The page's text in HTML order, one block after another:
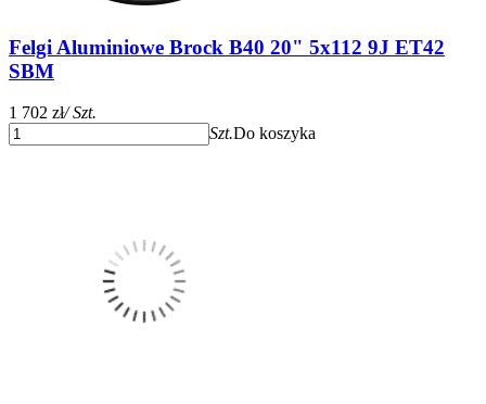
Felgi Aluminiowe Brock B40 20" 5x112 9J ET42
SBM
1 702 zł/ Szt.
Szt.Do koszyka